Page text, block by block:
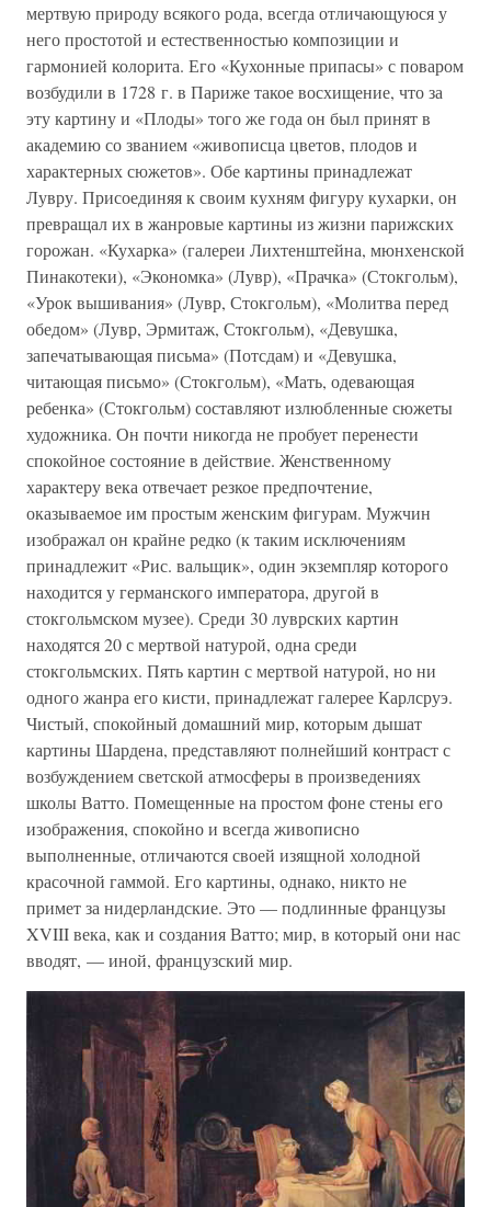
мертвую природу всякого рода, всегда отличающуюся у
него простотой и естественностью композиции и
гармонией колорита. Его «Кухонные припасы» с поваром
возбудили в 1728 г. в Париже такое восхищение, что за
эту картину и «Плоды» того же года он был принят в
академию со званием «живописца цветов, плодов и
характерных сюжетов». Обе картины принадлежат
Лувру. Присоединяя к своим кухням фигуру кухарки, он
превращал их в жанровые картины из жизни парижских
горожан. «Кухарка» (галереи Лихтенштейна, мюнхенской
Пинакотеки), «Экономка» (Лувр), «Прачка» (Стокгольм),
«Урок вышивания» (Лувр, Стокгольм), «Молитва перед
обедом» (Лувр, Эрмитаж, Стокгольм), «Девушка,
запечатывающая письма» (Потсдам) и «Девушка,
читающая письмо» (Стокгольм), «Мать, одевающая
ребенка» (Стокгольм) составляют излюбленные сюжеты
художника. Он почти никогда не пробует перенести
спокойное состояние в действие. Женственному
характеру века отвечает резкое предпочтение,
оказываемое им простым женским фигурам. Мужчин
изображал он крайне редко (к таким исключениям
принадлежит «Рис. вальщик», один экземпляр которого
находится у германского императора, другой в
стокгольмском музее). Среди 30 луврских картин
находятся 20 с мертвой натурой, одна среди
стокгольмских. Пять картин с мертвой натурой, но ни
одного жанра его кисти, принадлежат галерее Карлсруэ.
Чистый, спокойный домашний мир, которым дышат
картины Шардена, представляют полнейший контраст с
возбуждением светской атмосферы в произведениях
школы Ватто. Помещенные на простом фоне стены его
изображения, спокойно и всегда живописно
выполненные, отличаются своей изящной холодной
красочной гаммой. Его картины, однако, никто не
примет за нидерландские. Это — подлинные французы
XVIII века, как и создания Ватто; мир, в который они нас
вводят, — иной, французский мир.